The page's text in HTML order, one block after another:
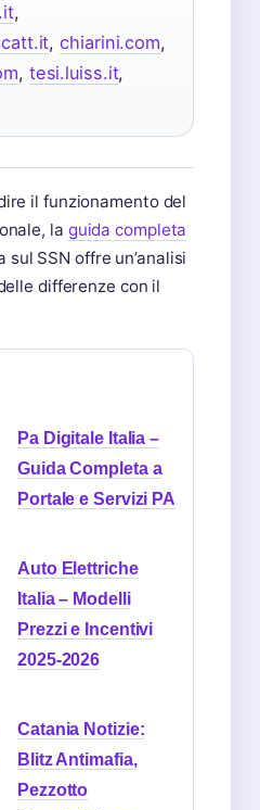
,
,chiarini.com,
, tesi.luiss.it,
il funzionamento del
la guida completa
SSN offre un’analisi
differenze con il
Pa Digitale Italia –
Guida Completa a
Portale e Servizi PA
Auto Elettriche
Italia – Modelli
Prezzi e Incentivi
2025-2026
Catania Notizie:
Blitz Antimafia,
Pezzotto